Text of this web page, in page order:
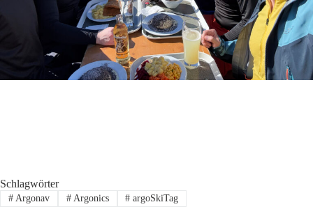
Schlagwörter
#Argonav #Argonics # argoSkiTag